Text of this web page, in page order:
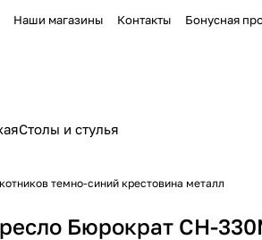
Наши магазины Контакты Бонусная
Столы и стулья
темно-синий крестовина металл
Бюрократ CH-